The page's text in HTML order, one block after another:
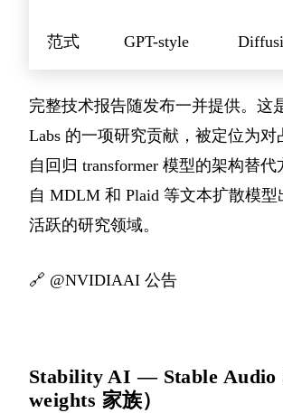
范式 GPT-style
完整技术报告随发布一并提供。这
Labs 的一项研究贡献，被定位为对
自回归 transformer 模型的架构替
自 MDLM 和 Plaid 等文本扩散模型
活跃的研究领域。
🔗 @NVIDIAAI 公告
Stability AI — Stable Audio
weights 家族）